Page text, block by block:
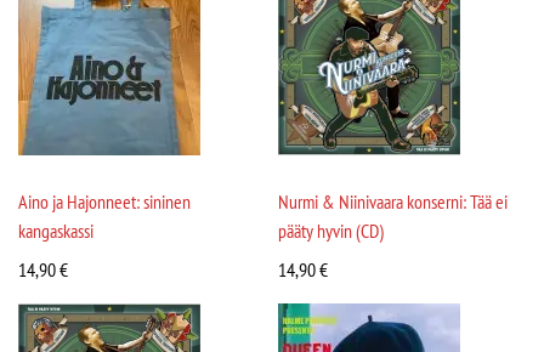
Aino ja Hajonneet: sininen
kangaskassi
14,90€
Nurmi & Niinivaara konserni: Tää ei
pääty hyvin (CD)
14,90€